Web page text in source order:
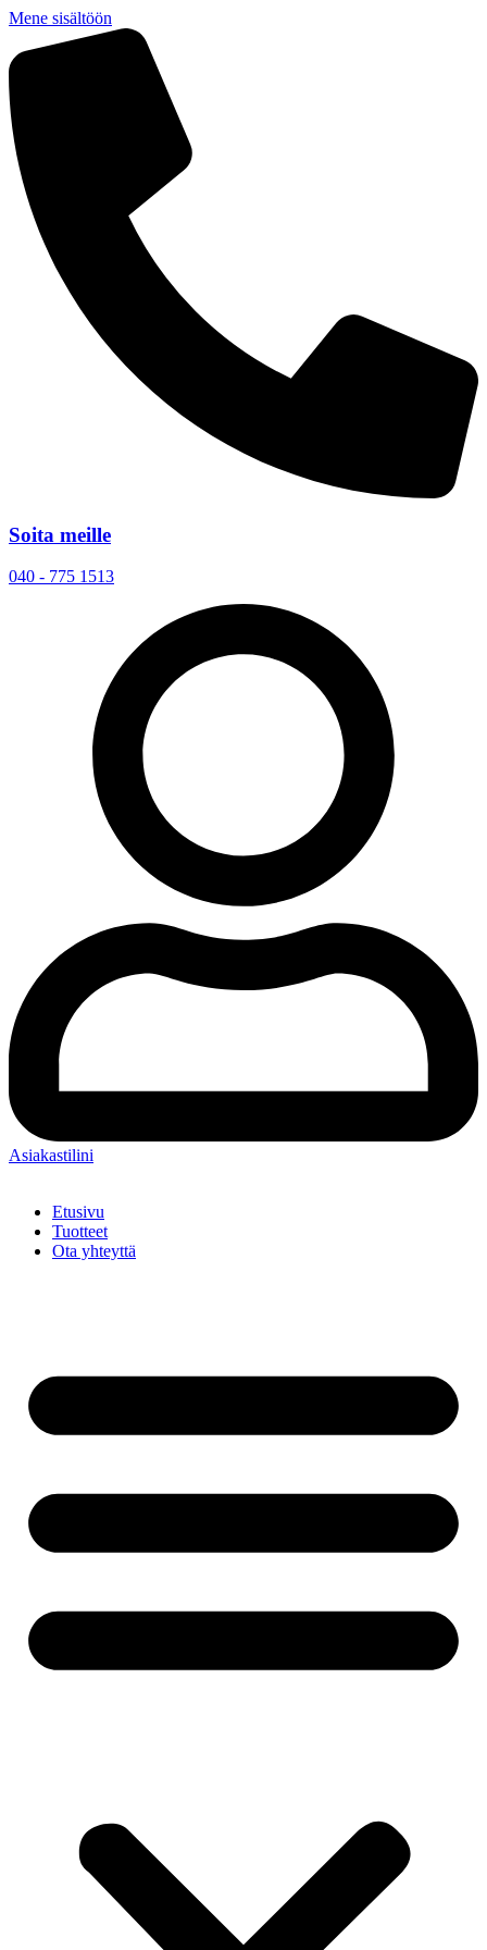
Mene sisältöön
Soita meille
040 - 775 1513
Asiakastilini
Etusivu
Tuotteet
Ota yhteyttä